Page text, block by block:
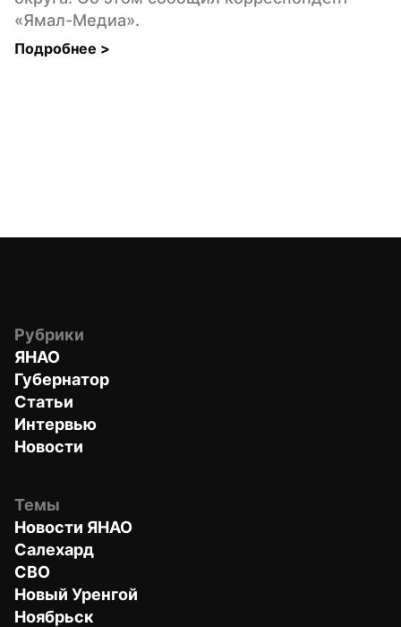
«Ямал-Медиа».
Подробнее >
Рубрики
ЯНАО
Губернатор
Статьи
Интервью
Новости
Темы
Новости ЯНАО
Салехард
СВО
Новый Уренгой
Ноябрьск